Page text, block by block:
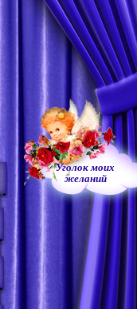
Уголок моих
желаний